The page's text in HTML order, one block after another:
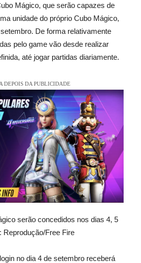
Mágico, que serão capazes de
unidade do próprio Cubo Mágico,
De forma relativamente
pelo game vão desde realizar
até jogar partidas diariamente.
DEPOIS DA PUBLICIDADE
serão concedidos nos dias 4, 5
Free Fire
no dia 4 de setembro receberá